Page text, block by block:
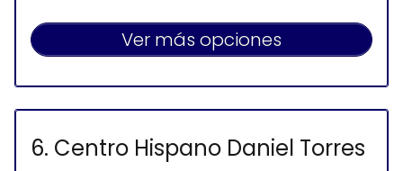
Ver más opciones
6. Centro Hispano Daniel Torres